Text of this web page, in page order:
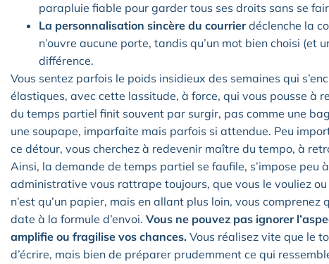
parapluie fiable pour garder tous ses droits sans se
La personnalisation sincère du courrierdéclenche la
n’ouvre aucune porte, tandis qu’un mot bien choisi (et
différence.
Vous sentez parfois le poids insidieux des semaines qui
élastiques, avec cette lassitude, à force, qui vous pousse à
du temps partiel finit souvent par surgir, pas comme une
une soupape, imparfaite mais parfois si attendue. Peu
ce détour, vous cherchez à redevenir maître du tempo, à
Ainsi, la demande de temps partiel se faufile, s’impose peu
administrative vous rattrape toujours, que vous le vouliez
n’est qu’un papier, mais en allant plus loin, vous
date à la formule d’envoi. Vous ne pouvez pas ignorer
amplifie ou fragilise vos chances. Vous réalisez vite que le
d’écrire, mais bien de préparer prudemment ce qui